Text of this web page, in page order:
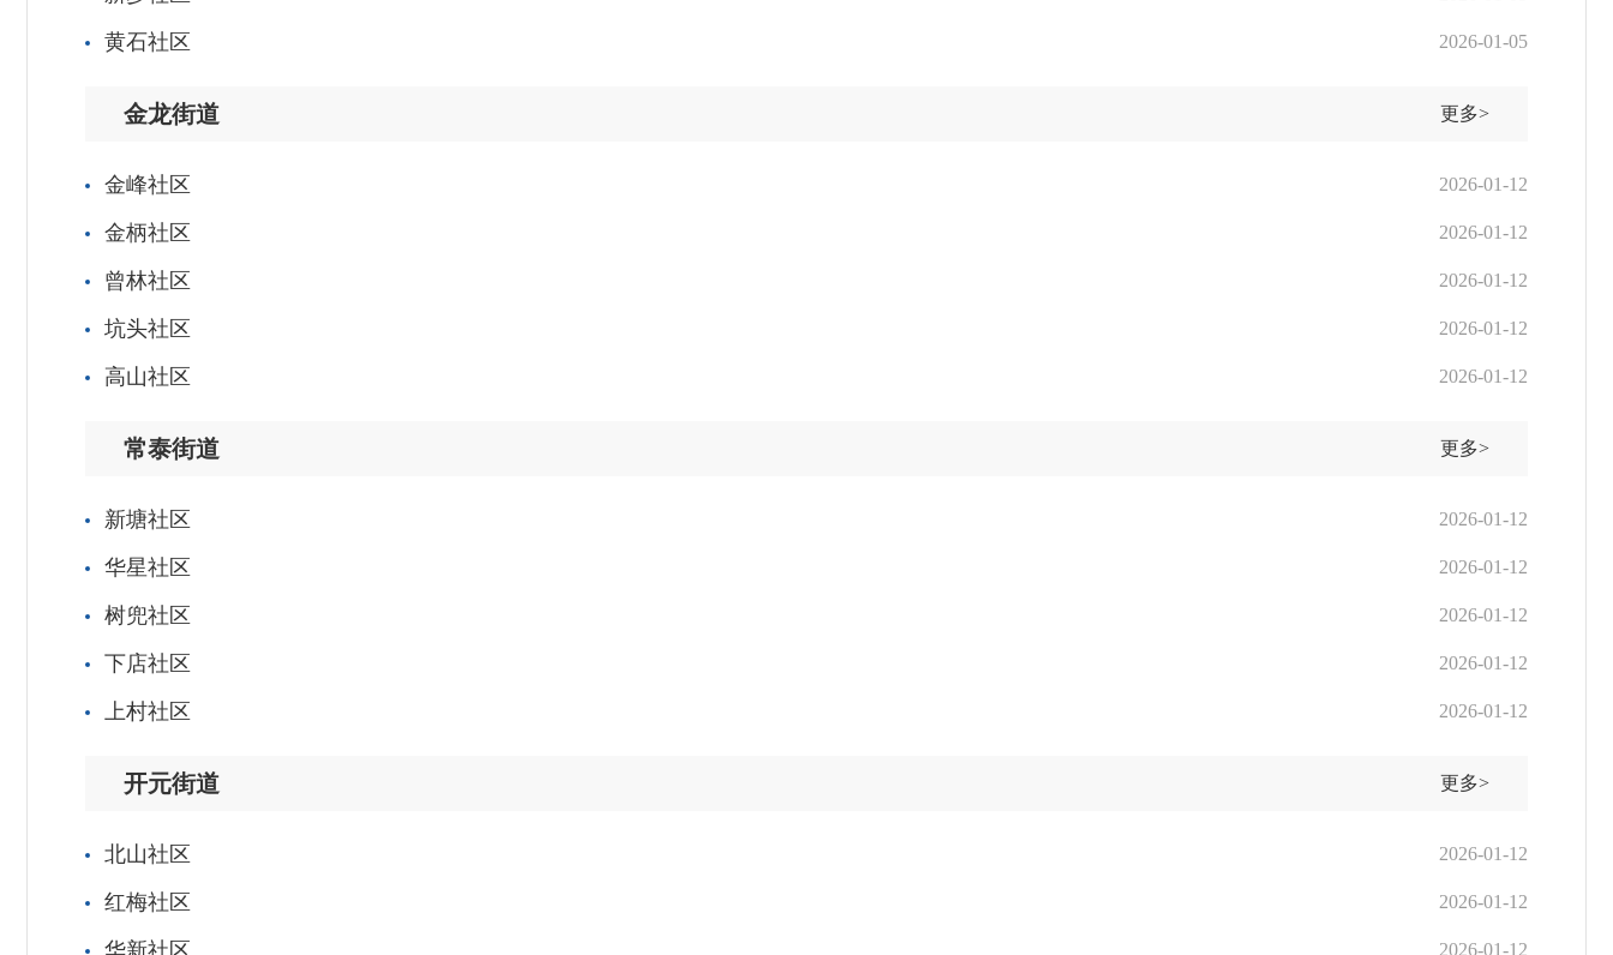
2026-01-05
黄石社区
金龙街道 更多>
2026-01-12
金峰社区
2026-01-12
金柄社区
2026-01-12
曾林社区
2026-01-12
坑头社区
2026-01-12
高山社区
常泰街道 更多>
2026-01-12
新塘社区
2026-01-12
华星社区
2026-01-12
树兜社区
2026-01-12
下店社区
2026-01-12
上村社区
开元街道 更多>
2026-01-12
北山社区
2026-01-12
红梅社区
2026-01-12
华新社区